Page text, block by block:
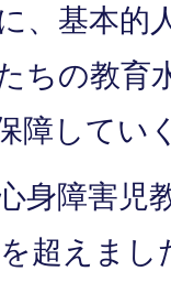
、基本的
ちの教育
障してい
身障害児
超えまし